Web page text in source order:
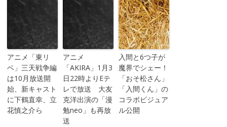
アニメ「東リ
ベ」三天戦争編
は10月放送開
始、新キャスト
に下鶴直幸、立
花慎之介ら
アニメ
「AKIRA」1月3
日22時よりEテ
レで放送 大友
克洋出演の「漫
勉neo」も再放
送
入間と6つ子が
魔界でシェー！
「おそ松さん」
「入間くん」の
コラボビジュア
ル公開